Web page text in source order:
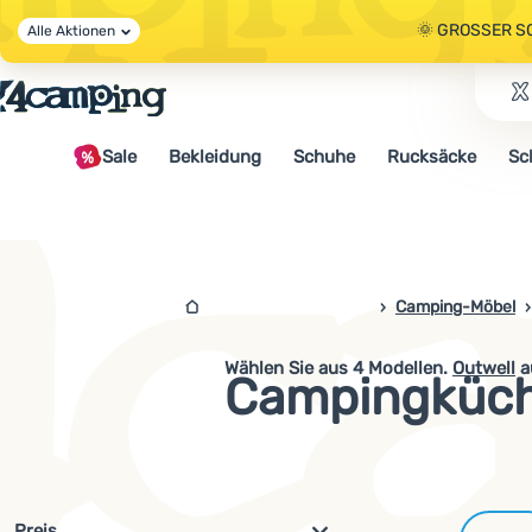
🌞 GROSSER
🤫 - 10 % AUF
🌞 GROSSER
Alle Aktionen
Sale Bekleidung Schuhe Rucksäcke
4campingshop.de
Camping-Möbel
Wählen Sie aus 4 Modellen. Outwell